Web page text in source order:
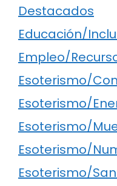
Destacados
Educación/
Empleo/
Esoterismo/
Esoterismo/
Esoterismo/
Esoterismo/
Esoterismo/